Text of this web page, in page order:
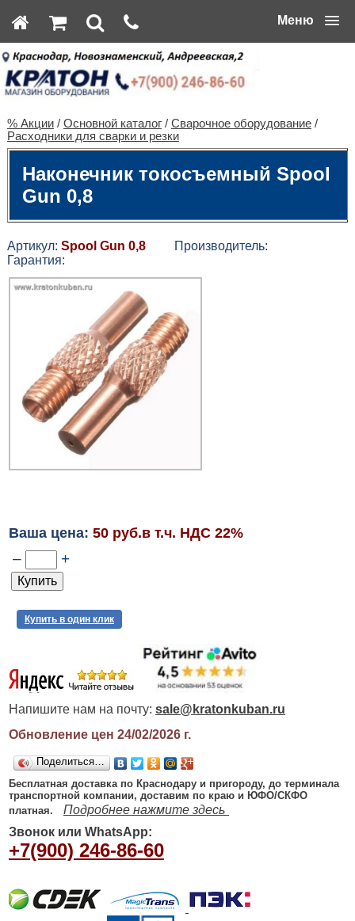
Меню
% Акции/ Основной каталог/ Сварочное оборудование/
Расходники для сварки и резки
Наконечник токосъемный Spool
Gun 0,8
Артикул: Spool Gun 0,8Производитель:
Гарантия:
Ваша цена: 50 руб.в т.ч. НДС 22%
– +
Купить в один клик
Напишите нам на почту: sale@kratonkuban.ru
Обновление цен 24/02/2026г.
Поделиться…
Бесплатная доставка по Краснодару и пригороду, до терминала
транспортной компании, доставим по краю и ЮФО/СКФО
платная.
Подробнее нажмите здесь
Звонок или WhatsApp:
+7(900) 246-86-60